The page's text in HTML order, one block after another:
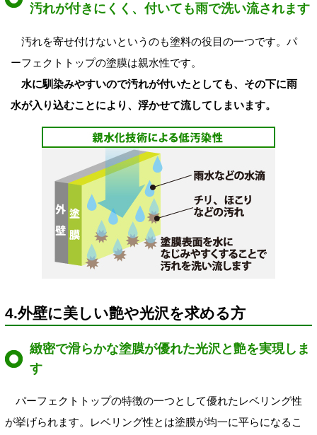
汚れが付きにくく、付いても雨で洗い流されます
汚れを寄せ付けないというのも塗料の役目の一つです。パ
ーフェクトトップの塗膜は親水性です。
水に馴染みやすいので汚れが付いたとしても、その下に雨
水が入り込むことにより、浮かせて流してしまいます。
4.外壁に美しい艶や光沢を求める方
緻密で滑らかな塗膜が優れた光沢と艶を実現しま
す
パーフェクトトップの特徴の一つとして優れたレベリング性
が挙げられます。レベリング性とは塗膜が均一に平らになるこ